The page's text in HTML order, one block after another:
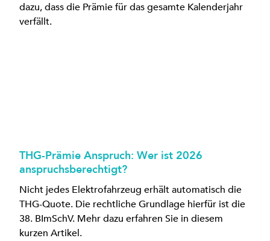
dazu, dass die Prämie für das gesamte Kalenderjahr
verfällt.
THG-Prämie Anspruch: Wer ist 2026
anspruchsberechtigt?
Nicht jedes Elektrofahrzeug erhält automatisch die
THG-Quote. Die rechtliche Grundlage hierfür ist die
38. BImSchV. Mehr dazu erfahren Sie in diesem
kurzen Artikel.